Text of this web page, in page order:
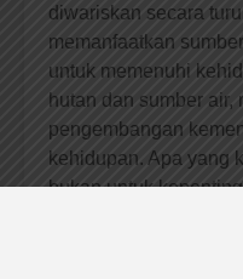
diwariskan secara
memanfaatkan
untuk memenuhi
hutan dan sumber
pengembangan
kehidupan. Apa yang
bukan untuk